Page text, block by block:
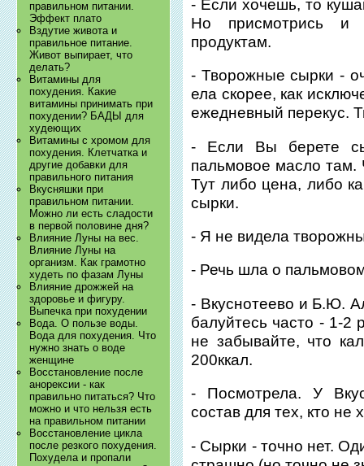
правильном питании.
Эффект плато
Вздутие живота и
правильное питание.
Живот выпирает, что
делать?
Витамины для
похудения. Какие
витамины принимать при
похудении? БАДЫ для
худеющих
Витамины с хромом для
похудения. Клетчатка и
другие добавки для
правильного питания
Вкусняшки при
правильном питании.
Можно ли есть сладости
в первой половине дня?
Влияние Луны на вес.
Влияние Луны на
организм. Как грамотно
худеть по фазам Луны
Влияние дрожжей на
здоровье и фигуру.
Выпечка при похудении
Вода. О пользе воды.
Вода для похудения. Что
нужно знать о воде
женщине
Восстановление после
анорексии - как
правильно питаться? Что
можно и что нельзя есть
на правильном питании
Восстановление цикла
после резкого похудения.
Похудела и пропали
- Если хочешь, то
Но присмотрись и
продуктам.
- Творожные сырки -
ела скорее, как
ежедневный перекус.
- Если Вы берете
пальмовое масло там.
Тут либо цена, либо
сырки.
- Я не видела
- Речь шла о
- Вкуснотеево и Б.Ю.
балуйтесь часто - 1-2
не забывайте, что
200ккал.
- Посмотрела. У
состав для тех, кто не
- Сырки - точно нет.